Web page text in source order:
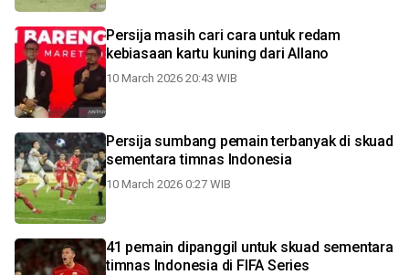
Persija masih cari cara untuk redam
kebiasaan kartu kuning dari Allano
10 March 2026 20:43 WIB
Persija sumbang pemain terbanyak di skuad
sementara timnas Indonesia
10 March 2026 0:27 WIB
41 pemain dipanggil untuk skuad sementara
timnas Indonesia di FIFA Series